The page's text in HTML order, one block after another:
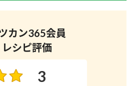
カン365会員
レシピ評価
3